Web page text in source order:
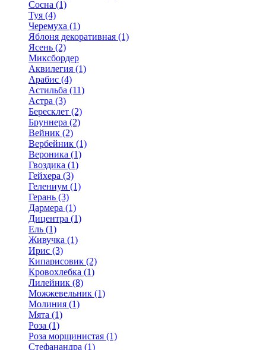
Сосна (1)
Туя (4)
Черемуха (1)
Яблоня декоративная (1)
Ясень (2)
Миксбордер
Аквилегия (1)
Арабис (4)
Астильба (11)
Астра (3)
Бересклет (2)
Бруннера (2)
Вейник (2)
Вербейник (1)
Вероника (1)
Гвоздика (1)
Гейхера (3)
Гелениум (1)
Герань (3)
Дармера (1)
Дицентра (1)
Ель (1)
Живучка (1)
Ирис (3)
Кипарисовик (2)
Кровохлебка (1)
Лилейник (8)
Можжевельник (1)
Молиния (1)
Мята (1)
Роза (1)
Роза морщинистая (1)
Стефанандра (1)